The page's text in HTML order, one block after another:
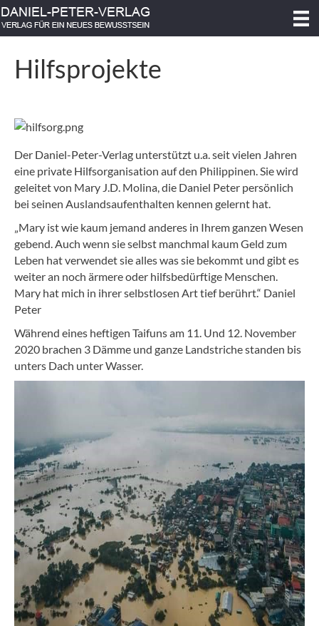
Hilfsprojekte
Der Daniel-Peter-Verlag unterstützt u.a. seit vielen Jahren
eine private Hilfsorganisation auf den Philippinen. Sie wird
geleitet von Mary J.D. Molina, die Daniel Peter persönlich
bei seinen Auslandsaufenthalten kennen gelernt hat.
„Mary ist wie kaum jemand anderes in Ihrem ganzen Wesen
gebend. Auch wenn sie selbst manchmal kaum Geld zum
Leben hat verwendet sie alles was sie bekommt und gibt es
weiter an noch ärmere oder hilfsbedürftige Menschen.
Mary hat mich in ihrer selbstlosen Art tief berührt.“ Daniel
Peter
Während eines heftigen Taifuns am 11. Und 12. November
2020 brachen 3 Dämme und ganze Landstriche standen bis
unters Dach unter Wasser.